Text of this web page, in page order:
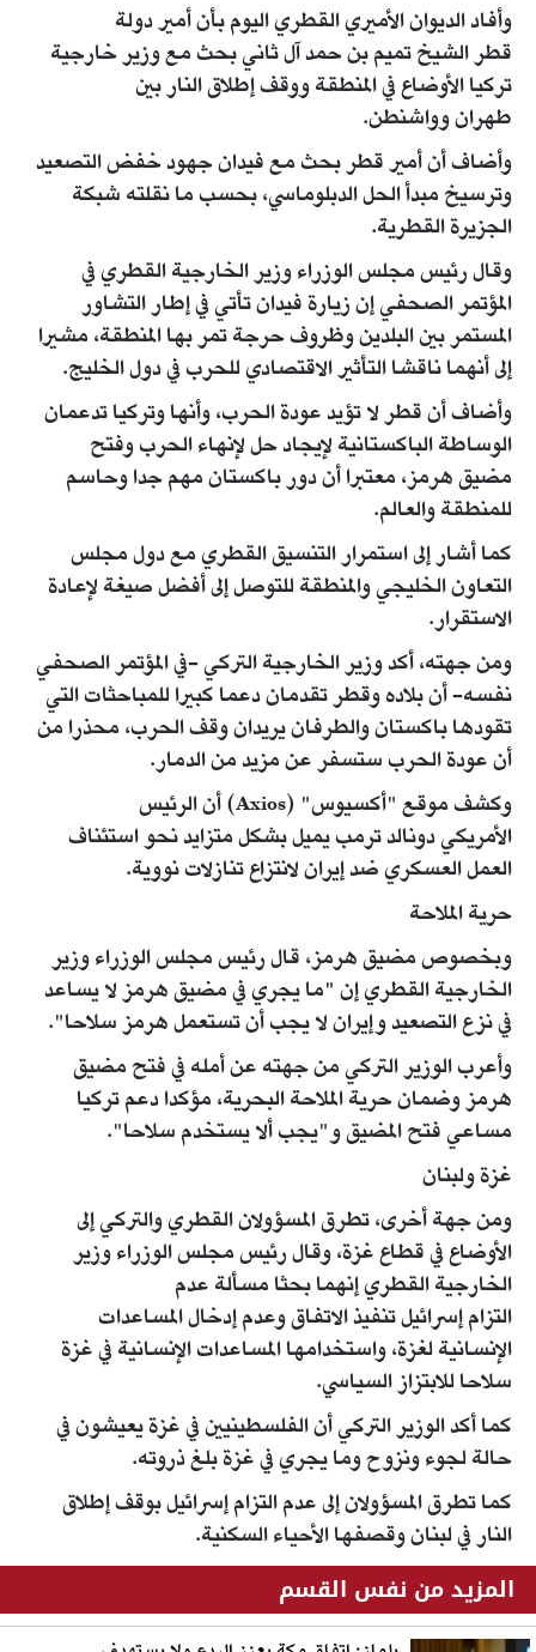
وأفاد الديوان الأميري القطري اليوم بأن أمير دولة
قطر الشيخ تميم بن حمد آل ثاني بحث مع وزير خارجية
تركيا الأوضاع في المنطقة ووقف إطلاق النار بين
طهران وواشنطن.
وأضاف أن أمير قطر بحث مع فيدان جهود خفض التصعيد
وترسيخ مبدأ الحل الدبلوماسي، بحسب ما نقلته شبكة
الجزيرة القطرية.
وقال رئيس مجلس الوزراء وزير الخارجية القطري في
المؤتمر الصحفي إن زيارة فيدان تأتي في إطار التشاور
المستمر بين البلدين وظروف حرجة تمر بها المنطقة، مشيرا
إلى أنهما ناقشا التأثير الاقتصادي للحرب في دول الخليج.
وأضاف أن قطر لا تؤيد عودة الحرب، وأنها وتركيا تدعمان
الوساطة الباكستانية لإيجاد حل لإنهاء الحرب وفتح
مضيق هرمز، معتبرا أن دور باكستان مهم جدا وحاسم
للمنطقة والعالم.
كما أشار إلى استمرار التنسيق القطري مع دول مجلس
التعاون الخليجي والمنطقة للتوصل إلى أفضل صيغة لإعادة
الاستقرار.
ومن جهته، أكد وزير الخارجية التركي -في المؤتمر الصحفي
نفسه- أن بلاده وقطر تقدمان دعما كبيرا للمباحثات التي
تقودها باكستان والطرفان يريدان وقف الحرب، محذرا من
أن عودة الحرب ستسفر عن مزيد من الدمار.
وكشف موقع "أكسيوس" (Axios) أن الرئيس
الأمريكي دونالد ترمب يميل بشكل متزايد نحو استئناف
العمل العسكري ضد إيران لانتزاع تنازلات نووية.
حرية الملاحة
وبخصوص مضيق هرمز، قال رئيس مجلس الوزراء وزير
الخارجية القطري إن "ما يجري في مضيق هرمز لا يساعد
في نزع التصعيد وإيران لا يجب أن تستعمل هرمز سلاحا".
وأعرب الوزير التركي من جهته عن أمله في فتح مضيق
هرمز وضمان حرية الملاحة البحرية، مؤكدا دعم تركيا
مساعي فتح المضيق و"يجب ألا يستخدم سلاحا".
غزة ولبنان
ومن جهة أخرى، تطرق المسؤولان القطري والتركي إلى
الأوضاع في قطاع غزة، وقال رئيس مجلس الوزراء وزير
الخارجية القطري إنهما بحثا مسألة عدم
التزام إسرائيل تنفيذ الاتفاق وعدم إدخال المساعدات
الإنسانية لغزة، واستخدامها المساعدات الإنسانية في غزة
سلاحا للابتزاز السياسي.
كما أكد الوزير التركي أن الفلسطينيين في غزة يعيشون في
حالة لجوء ونزوح وما يجري في غزة بلغ ذروته.
كما تطرق المسؤولان إلى عدم التزام إسرائيل بوقف إطلاق
النار في لبنان وقصفها الأحياء السكنية.
المزيد من نفس القسم